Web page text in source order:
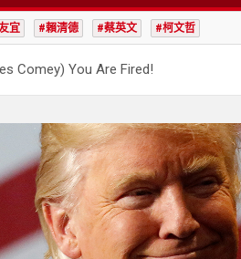
宜 #賴清德 #蔡英文 #柯文哲
Comey) You Are Fired!